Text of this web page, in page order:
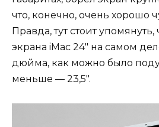
что, конечно, очень хорошо
Правда, тут стоит
экрана iMac 24″ на самом
дюйма, как можно было
меньше — 23,5″.